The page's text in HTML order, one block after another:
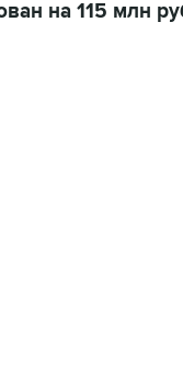
на 115 млн